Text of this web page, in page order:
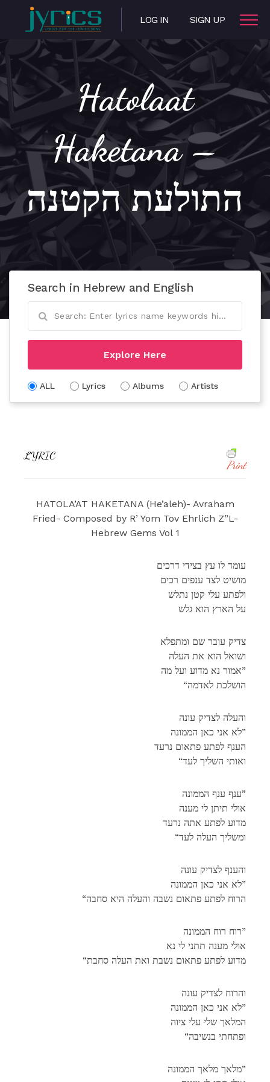
LOG IN SIGN UP
Hatolaat
Haketana –
התולעת הקטנה
Search in Hebrew and English
Explore Here
ALL Lyrics Albums Artists
LYRIC
Print
HATOLA’AT HAKETANA (He’aleh)- Avraham
Fried- Composed by R’ Yom Tov Ehrlich Z”L-
Hebrew Gems Vol 1
עומד לו עץ בצידי דרכים
מושיט לצד ענפים רכים
ולפתע עלי קטן נתלש
על הארץ הוא גלש
צדיק עובר שם ומתפלא
ושואל הוא את העלה
אמור נא מדוע ועל מה”
“הושלכת לאדמה
והעלה לצדיק עונה
לא אני כאן הממונה”
הענף לפתע פתאום נרעד
“ואותי השליך לעד
ענף ענף הממונה”
אולי תיתן לי מענה
מדוע לפתע אתה נרעד
“ומשליך העלה לעד
והענף לצדיק עונה
לא אני כאן הממונה”
“הרוח לפתע פתאום נשבה והעלה היא סחבה
רוח רוח הממונה”
אולי מענה תתני לי נא
“מדוע לפתע פתאום נשבת ואת העלה סחבת
והרוח לצדיק עונה
לא אני כאן הממונה”
המלאך שלי עלי ציוה
“ופתחתי בנשיבה
מלאך מלאך הממונה”